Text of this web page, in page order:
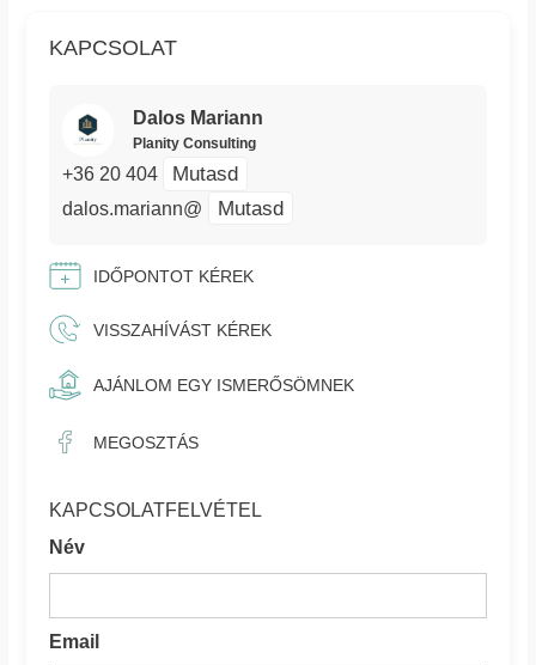
KAPCSOLAT
Dalos Mariann
Planity Consulting
+36 20 404 Mutasd
dalos.mariann@ Mutasd
IDŐPONTOT KÉREK
VISSZAHÍVÁST KÉREK
AJÁNLOM EGY ISMERŐSÖMNEK
MEGOSZTÁS
KAPCSOLATFELVÉTEL
Név
Email